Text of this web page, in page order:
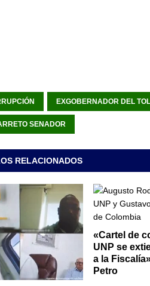
EXGOBERNADOR DEL
SENADOR
RELACIONADOS
«Cartel de
UNP se
a la
Petro